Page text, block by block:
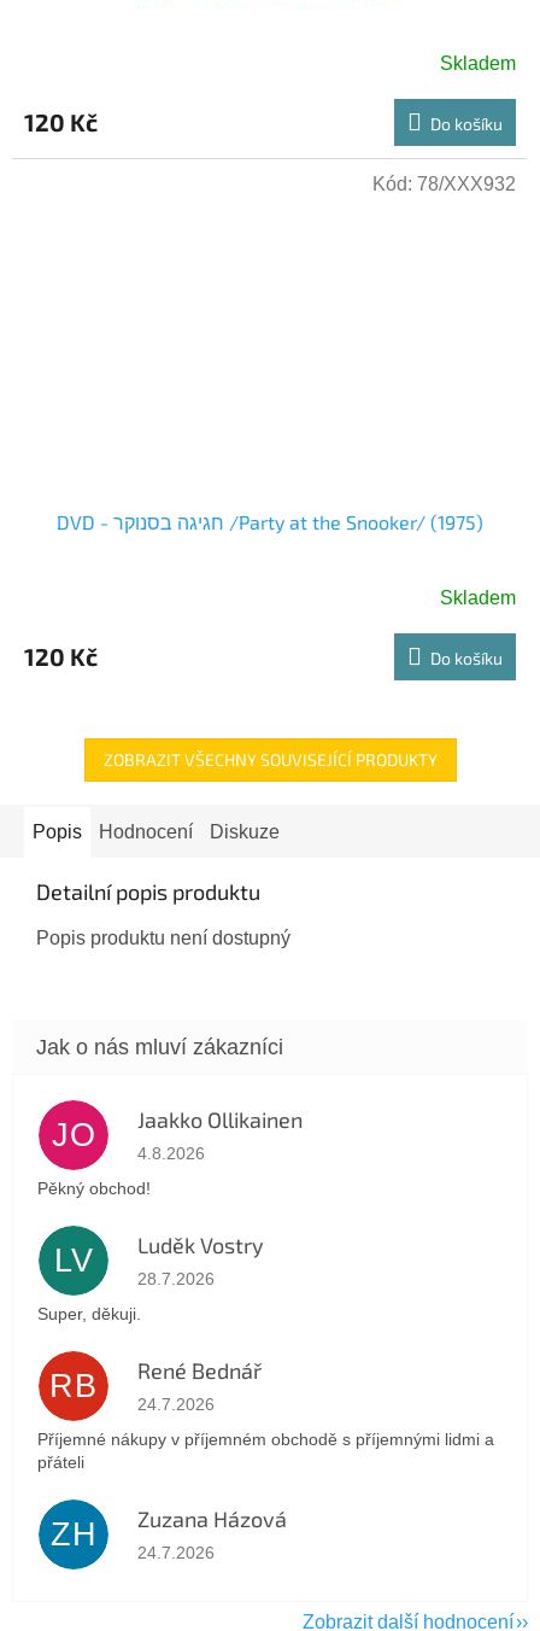
Skladem
120 Kč Do košíku
DVD - חגיגה בסנוקר /Party at the Snooker/ (1975)
Skladem
120 Kč Do košíku
Kód: 78/XXX932
ZOBRAZIT VŠECHNY SOUVISEJÍCÍ PRODUKTY
Popis Hodnocení Diskuze
Detailní popis produktu
Popis produktu není dostupný
JO Jaakko Ollikainen
Hodnocení obchodu je 5 z 5 hvězdiček.
4.8.2026
Pěkný obchod!
LV Luděk Vostry
Hodnocení obchodu je 5 z 5 hvězdiček.
28.7.2026
Super, děkuji.
RB René Bednář
Hodnocení obchodu je 5 z 5 hvězdiček.
24.7.2026
Příjemné nákupy v příjemném obchodě s příjemnými lidmi a
přáteli
ZH Zuzana Házová
Hodnocení obchodu je 5 z 5 hvězdiček.
24.7.2026
Zobrazit další hodnocení